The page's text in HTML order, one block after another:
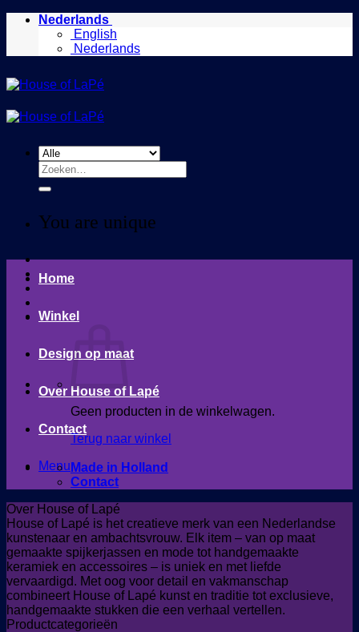
Nederlands
English
Nederlands
Zoeken
naar:
You are unique
Geen producten in de winkelwagen.
Terug naar winkel
Menu
Home
Winkel
Design op maat
Over House of Lapé
Contact
Made in Holland
Contact
Over House of Lapé
House of Lapé is het creatieve merk van een Nederlandse
kunstenaar en ambachtsvrouw. Elk item – van op maat
gemaakte spijkerjassen en mode tot handgemaakte
keramiek en accessoires – is uniek en met liefde
vervaardigd. Met oog voor detail en vakmanschap
combineert House of Lapé kunst en traditie tot exclusieve,
handgemaakte stukken die een verhaal vertellen.
Productcategorieën